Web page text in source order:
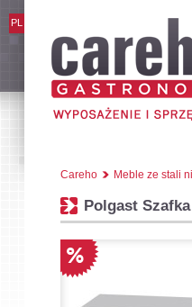
PL
Careho Meble ze stali
Polgast